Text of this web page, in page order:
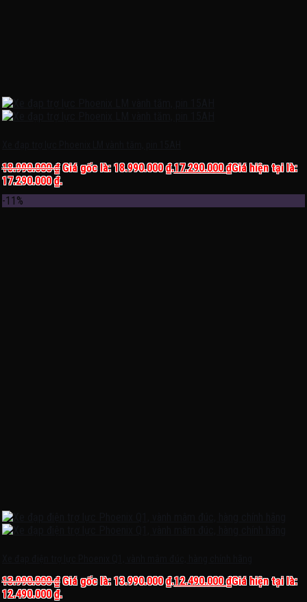
18.990.000₫ Giá gốc là: 18.990.000 ₫.17.290.000₫Giá hiện tại là:
17.290.000 ₫.
-11%
13.990.000₫ Giá gốc là: 13.990.000 ₫.12.490.000₫Giá hiện tại là:
12.490.000 ₫.